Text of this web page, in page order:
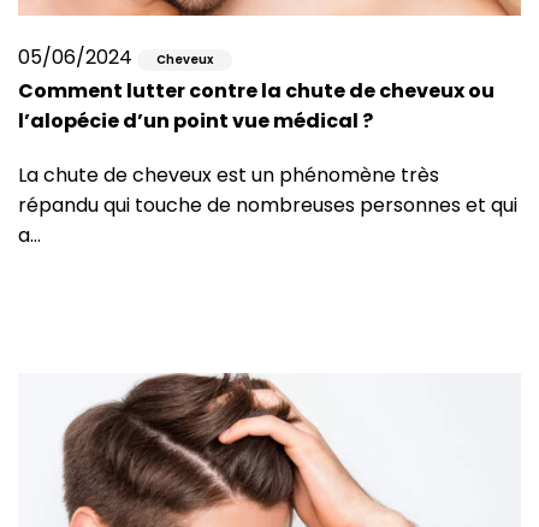
05/06/2024 Cheveux
Comment lutter contre la chute de cheveux ou
l’alopécie d’un point vue médical ?
La chute de cheveux est un phénomène très
répandu qui touche de nombreuses personnes et qui
a…